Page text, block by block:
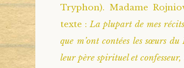
Tryphon). Madame
texte :La plupart de mes
que m’ont contées les sœurs
leur père spirituel et